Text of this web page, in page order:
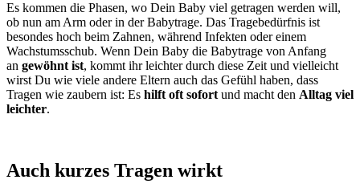
Es kommen die Phasen, wo Dein Baby viel getragen werden will,
ob nun am Arm oder in der Babytrage. Das Tragebedürfnis ist
besondes hoch beim Zahnen, während Infekten oder einem
Wachstumsschub. Wenn Dein Baby die Babytrage von Anfang
an gewöhnt ist, kommt ihr leichter durch diese Zeit und vielleicht
wirst Du wie viele andere Eltern auch das Gefühl haben, dass
Tragen wie zaubern ist: Es hilft oft sofort und macht den Alltag viel
leichter.
Auch kurzes Tragen wirkt